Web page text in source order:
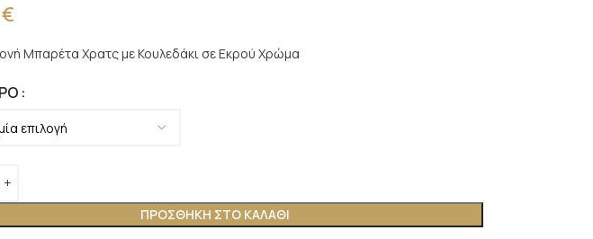
€
Μπαρέτα Χρατς με Κουλεδάκι σε Εκρού Χρώμα
ΠΡΟΣΘΉΚΗ ΣΤΟ ΚΑΛΆΘΙ